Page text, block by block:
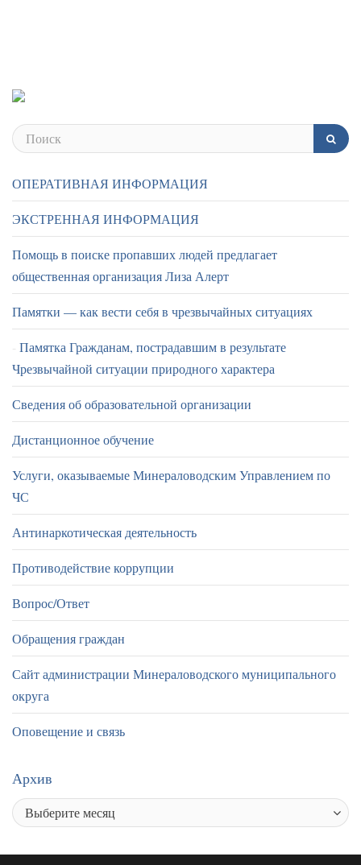
ОПЕРАТИВНАЯ ИНФОРМАЦИЯ
ЭКСТРЕННАЯ ИНФОРМАЦИЯ
Помощь в поиске пропавших людей предлагает
общественная организация Лиза Алерт
Памятки — как вести себя в чрезвычайных ситуациях
Памятка Гражданам, пострадавшим в результате
Чрезвычайной ситуации природного характера
Сведения об образовательной организации
Дистанционное обучение
Услуги, оказываемые Минераловодским Управлением по
ЧС
Антинаркотическая деятельность
Противодействие коррупции
Вопрос/Ответ
Обращения граждан
Сайт администрации Минераловодского муниципального
округа
Оповещение и связь
Архив